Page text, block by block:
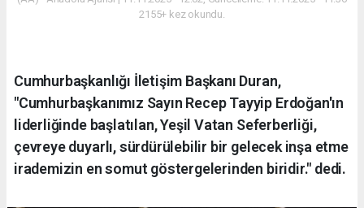
2155+ kez okundu.
Cumhurbaşkanlığı İletişim Başkanı Duran,
"Cumhurbaşkanımız Sayın Recep Tayyip Erdoğan'ın
liderliğinde başlatılan, Yeşil Vatan Seferberliği,
çevreye duyarlı, sürdürülebilir bir gelecek inşa etme
irademizin en somut göstergelerinden biridir." dedi.